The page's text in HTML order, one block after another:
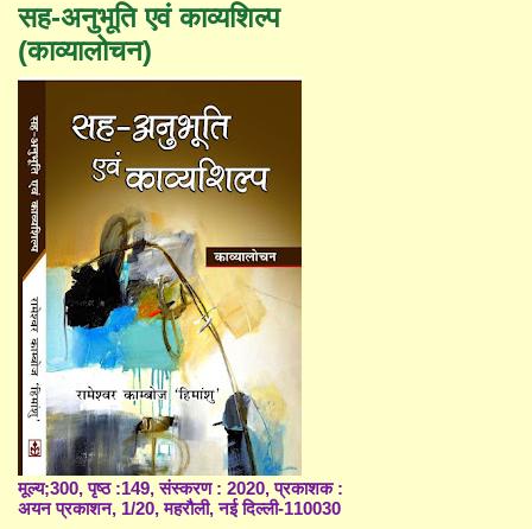
सह-अनुभूति एवं काव्यशिल्प
(काव्यालोचन)
मूल्य;300, पृष्ठ :149, संस्करण : 2020, प्रकाशक :
अयन प्रकाशन, 1/20, महरौली, नई दिल्ली-110030